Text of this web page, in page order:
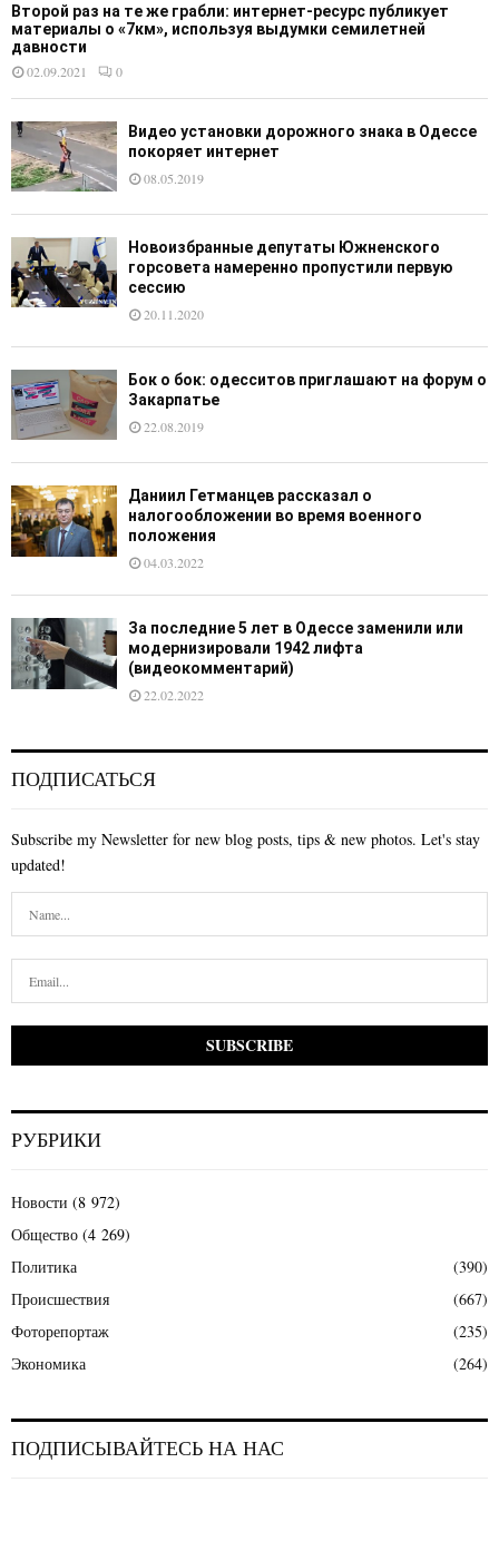
Второй раз на те же грабли: интернет-ресурс публикует
материалы о «7км», используя выдумки семилетней
давности
02.09.2021
0
Видео установки дорожного знака в Одессе
покоряет интернет
08.05.2019
Новоизбранные депутаты Южненского
горсовета намеренно пропустили первую
сессию
20.11.2020
Бок о бок: одесситов приглашают на форум о
Закарпатье
22.08.2019
Даниил Гетманцев рассказал о
налогообложении во время военного
положения
04.03.2022
За последние 5 лет в Одессе заменили или
модернизировали 1942 лифта
(видеокомментарий)
22.02.2022
ПОДПИСАТЬСЯ
Subscribe my Newsletter for new blog posts, tips & new photos. Let's stay
updated!
РУБРИКИ
Новости (8 972)
Общество (4 269)
Политика
(390)
Происшествия
(667)
Фоторепортаж
(235)
Экономика
(264)
ПОДПИСЫВАЙТЕСЬ НА НАС